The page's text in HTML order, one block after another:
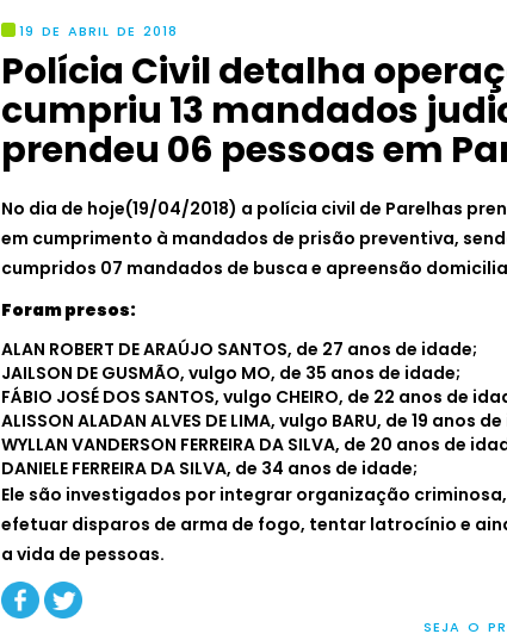
19 DE ABRIL DE 2018
Polícia Civil detalha
cumpriu 13 mandados
prendeu 06 pessoas em
No dia de hoje(19/04/2018) a polícia civil de Parelhas
em cumprimento à mandados de prisão preventiva,
cumpridos 07 mandados de busca e apreensão
Foram presos:
ALAN ROBERT DE ARAÚJO SANTOS, de 27 anos de idade;
JAILSON DE GUSMÃO, vulgo MO, de 35 anos de idade;
FÁBIO JOSÉ DOS SANTOS, vulgo CHEIRO, de 22 anos de
ALISSON ALADAN ALVES DE LIMA, vulgo BARU, de 19 anos
WYLLAN VANDERSON FERREIRA DA SILVA, de 20 anos de
DANIELE FERREIRA DA SILVA, de 34 anos de idade;
Ele são investigados por integrar organização
efetuar disparos de arma de fogo, tentar latrocínio e
a vida de pessoas.
SEJA O